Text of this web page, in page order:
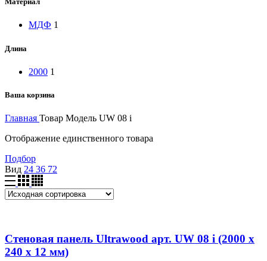
МДФ 1
Длина
2000 1
Ваша корзина
Главная Товар Модель UW 08 i
Отображение единственного товара
Подбор
Вид 24 36 72
Стеновая панель Ultrawood арт. UW 08 i (2000 х
240 х 12 мм)